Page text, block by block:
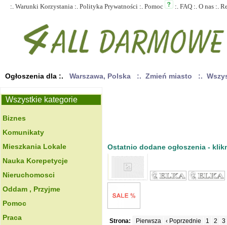
:. Warunki Korzystania :. Polityka Prywatności :. Pomoc :. FAQ :. O nas :.
Ogłoszenia dla :. Warszawa, Polska :. Zmień miasto :.
Wszystkie kategorie
Biznes
Komunikaty
Mieszkania Lokale
Nauka Korepetycje
Nieruchomosci
Oddam , Przyjme
Pomoc
Praca
Ostatnio dodane ogłoszenia -
Strona: Pierwsza ‹ Poprzednie 1 2
3